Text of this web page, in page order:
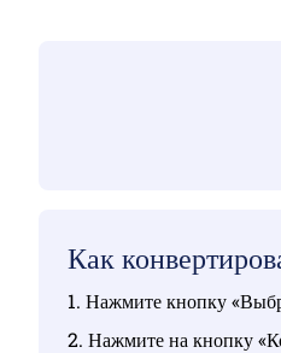
Как
1. Нажмите кнопку
2. Нажмите на кнопку